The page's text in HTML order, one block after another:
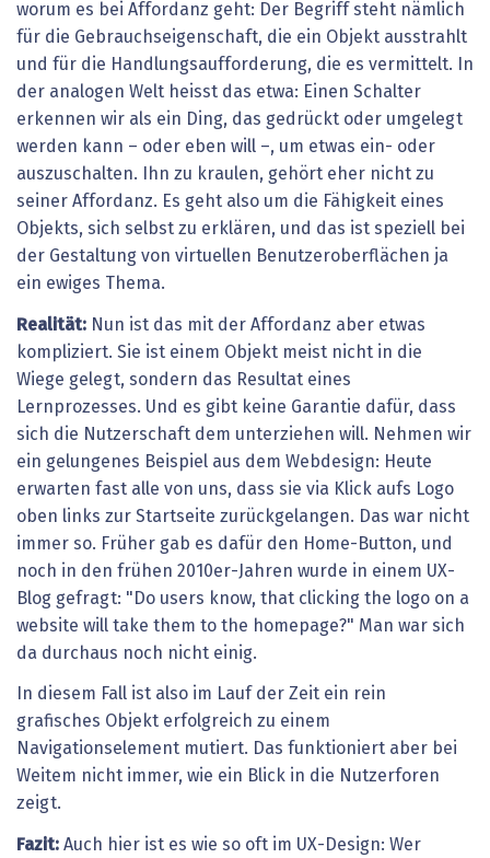
worum es bei Affordanz geht: Der Begriff steht nämlich
für die Gebrauchseigenschaft, die ein Objekt ausstrahlt
und für die Handlungsaufforderung, die es vermittelt. In
der analogen Welt heisst das etwa: Einen Schalter
erkennen wir als ein Ding, das gedrückt oder umgelegt
werden kann – oder eben will –, um etwas ein- oder
auszuschalten. Ihn zu kraulen, gehört eher nicht zu
seiner Affordanz. Es geht also um die Fähigkeit eines
Objekts, sich selbst zu erklären, und das ist speziell bei
der Gestaltung von virtuellen Benutzeroberflächen ja
ein ewiges Thema.
Realität: Nun ist das mit der Affordanz aber etwas
kompliziert. Sie ist einem Objekt meist nicht in die
Wiege gelegt, sondern das Resultat eines
Lernprozesses. Und es gibt keine Garantie dafür, dass
sich die Nutzerschaft dem unterziehen will. Nehmen wir
ein gelungenes Beispiel aus dem Webdesign: Heute
erwarten fast alle von uns, dass sie via Klick aufs Logo
oben links zur Startseite zurückgelangen. Das war nicht
immer so. Früher gab es dafür den Home-Button, und
noch in den frühen 2010er-Jahren wurde in einem UX-
Blog gefragt: "Do users know, that clicking the logo on a
website will take them to the homepage?" Man war sich
da durchaus noch nicht einig.
In diesem Fall ist also im Lauf der Zeit ein rein
grafisches Objekt erfolgreich zu einem
Navigationselement mutiert. Das funktioniert aber bei
Weitem nicht immer, wie ein Blick in die Nutzerforen
zeigt.
Fazit: Auch hier ist es wie so oft im UX-Design: Wer